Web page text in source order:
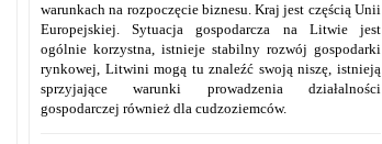
warunkach na rozpoczęcie biznesu. Kraj jest częścią Unii
Europejskiej. Sytuacja gospodarcza na Litwie jest
ogólnie korzystna, istnieje stabilny rozwój gospodarki
rynkowej, Litwini mogą tu znaleźć swoją niszę, istnieją
sprzyjające warunki prowadzenia działalności
gospodarczej również dla cudzoziemców.